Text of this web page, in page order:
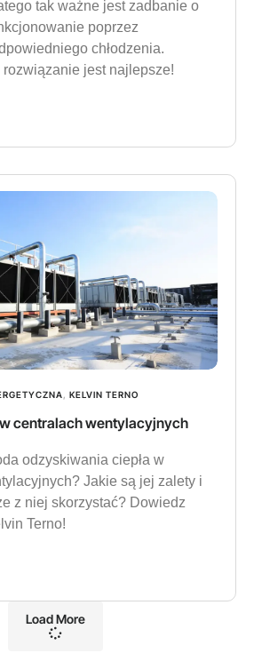
tak ważne jest zadbanie o
poprzez
chłodzenia.
rozwiązanie jest najlepsze!
KELVIN TERNO
centralach wentylacyjnych
odzyskiwania ciepła w
Jakie są jej zalety i
z niej skorzystać? Dowiedz
Terno!
Load More